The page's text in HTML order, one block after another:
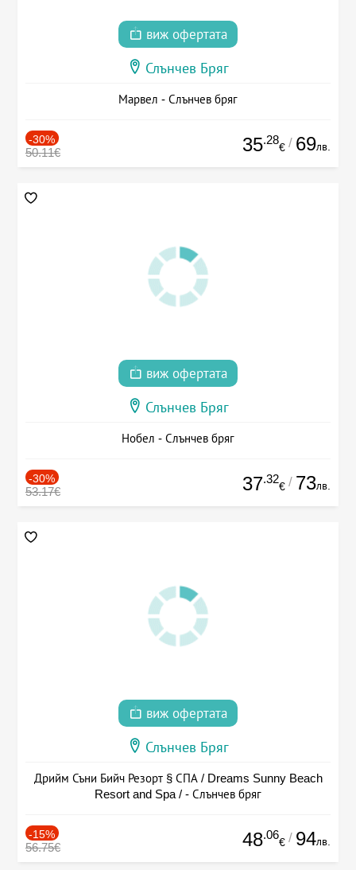
виж офертата
Слънчев Бряг
Марвел - Слънчев бряг
-30%
50.11€ 35.28
€ / 69лв.
виж офертата
Слънчев Бряг
Нобел - Слънчев бряг
-30%
53.17€ 37.32
€ / 73лв.
виж офертата
Слънчев Бряг
Дрийм Съни Бийч Резорт § СПА / Dreams Sunny Beach
Resort and Spa / - Слънчев бряг
-15%
56.75€ 48.06
€ / 94лв.